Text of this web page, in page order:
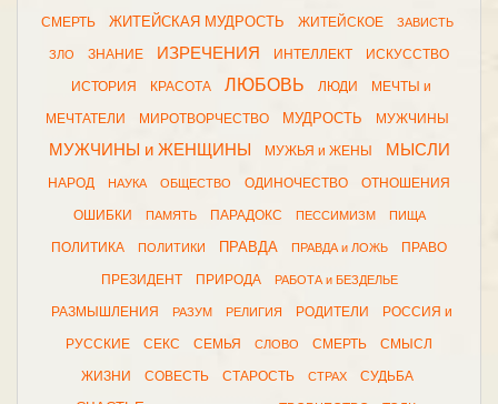
СМЕРТЬ ЖИТЕЙСКАЯ МУДРОСТЬ ЖИТЕЙСКОЕ ЗАВИСТЬ
ЗЛО ЗНАНИЕ ИЗРЕЧЕНИЯ ИНТЕЛЛЕКТ ИСКУССТВО
ИСТОРИЯ КРАСОТА ЛЮБОВЬ ЛЮДИ МЕЧТЫ и
МЕЧТАТЕЛИ МИРОТВОРЧЕСТВО МУДРОСТЬ МУЖЧИНЫ
МУЖЧИНЫ и ЖЕНЩИНЫ МУЖЬЯ и ЖЕНЫ МЫСЛИ
НАРОД НАУКА ОБЩЕСТВО ОДИНОЧЕСТВО ОТНОШЕНИЯ
ОШИБКИ ПАМЯТЬ ПАРАДОКС ПЕССИМИЗМ ПИЩА
ПОЛИТИКА ПОЛИТИКИ ПРАВДА ПРАВДА и ЛОЖЬ ПРАВО
ПРЕЗИДЕНТ ПРИРОДА РАБОТА и БЕЗДЕЛЬЕ
РАЗМЫШЛЕНИЯ РАЗУМ РЕЛИГИЯ РОДИТЕЛИ РОССИЯ и
РУССКИЕ СЕКС СЕМЬЯ СЛОВО СМЕРТЬ СМЫСЛ
ЖИЗНИ СОВЕСТЬ СТАРОСТЬ СТРАХ СУДЬБА